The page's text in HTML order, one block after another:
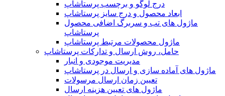
درج لوگو و برچسب پرستاشاپ
ابعاد محصول و درج سایز پرستاشاپ
ماژول های تب و سربرگ اضافی محصول
پرستاشاپ
ماژول محصولات مرتبط پرستاشاپ
حامل، روش ارسال و تدارکات پرستاشاپ
مدیریت موجودی و انبار
ماژول های آماده سازی و ارسال در پرستاشاپ
تعیین زمان ارسال مرسولات
ماژول های تعیین هزینه ارسال